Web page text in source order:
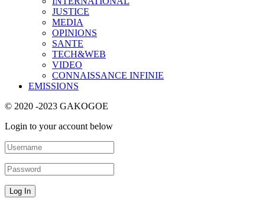
JUSTICE
MEDIA
OPINIONS
SANTE
TECH&WEB
VIDEO
CONNAISSANCE INFINIE
EMISSIONS
© 2020 -2023 GAKOGOE
Login to your account below